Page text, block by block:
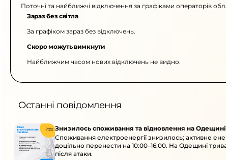
Поточні та найближчі відключення за графіками операторів
Зараз без світла
За графіком зараз без відключень.
Скоро можуть вимкнути
Найближчим часом нових відключень не видно.
Останні повідомлення
Знизилось споживання та відновлення на Одещині
Споживання електроенергії знизилось; активне
доцільно перенести на 10:00–16:00. На Одещині
після атаки.